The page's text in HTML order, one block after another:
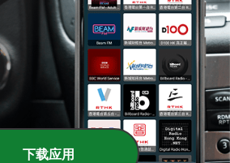
山崎怜奈の誰かに話したか
ったこと。
下载应用